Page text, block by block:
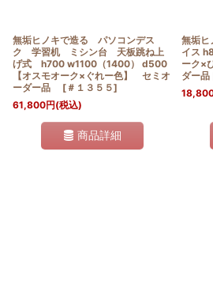
無垢ヒノキで造る パソコンデス
ク 学習机 ミシン台 天板跳ね上
げ式 h700 w1100（1400） d500
【オスモオーク×ぐれー色】 セミオ
ーダー品
[ ＃１３５５]
61,800円(税込)
商品詳細
無垢
イス
ーク×
ダー品